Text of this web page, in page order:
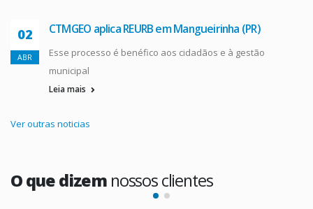
02
ABR
CTMGEO aplica REURB em Mangueirinha (PR)
Esse processo é benéfico aos cidadãos e à gestão
municipal
Leia mais
Ver outras noticias
O que dizem nossos clientes